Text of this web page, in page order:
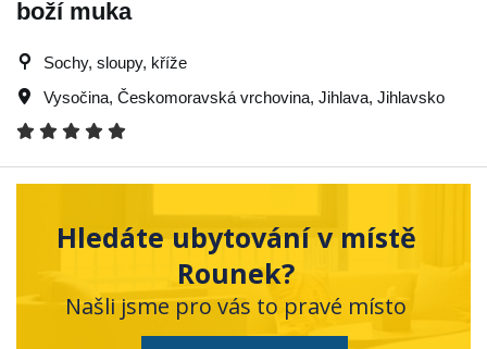
boží muka
Sochy, sloupy, kříže
Vysočina, Českomoravská vrchovina, Jihlava, Jihlavsko
Hledáte ubytování v místě
Rounek?
Našli jsme pro vás to pravé místo